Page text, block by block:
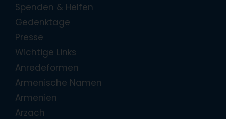
Spenden & Helfen
Gedenktage
Presse
Wichtige Links
Anredeformen
Armenische Namen
Armenien
Arzach